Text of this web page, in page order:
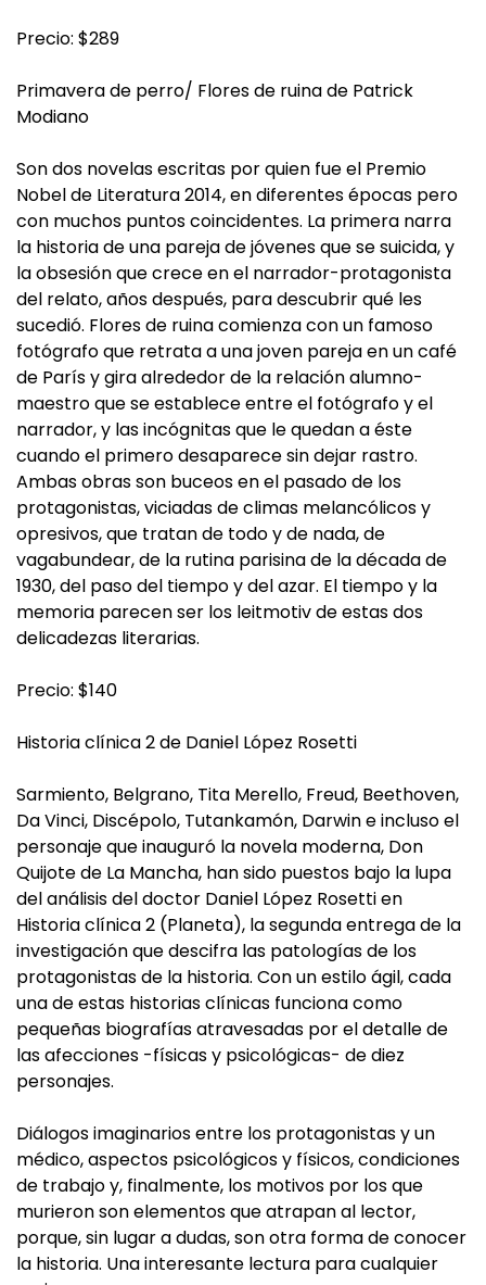
Precio: $289
Primavera de perro/ Flores de ruina de Patrick
Modiano
Son dos novelas escritas por quien fue el Premio
Nobel de Literatura 2014, en diferentes épocas pero
con muchos puntos coincidentes. La primera narra
la historia de una pareja de jóvenes que se suicida, y
la obsesión que crece en el narrador-protagonista
del relato, años después, para descubrir qué les
sucedió. Flores de ruina comienza con un famoso
fotógrafo que retrata a una joven pareja en un café
de París y gira alrededor de la relación alumno-
maestro que se establece entre el fotógrafo y el
narrador, y las incógnitas que le quedan a éste
cuando el primero desaparece sin dejar rastro.
Ambas obras son buceos en el pasado de los
protagonistas, viciadas de climas melancólicos y
opresivos, que tratan de todo y de nada, de
vagabundear, de la rutina parisina de la década de
1930, del paso del tiempo y del azar. El tiempo y la
memoria parecen ser los leitmotiv de estas dos
delicadezas literarias.
Precio: $140
Historia clínica 2 de Daniel López Rosetti
Sarmiento, Belgrano, Tita Merello, Freud, Beethoven,
Da Vinci, Discépolo, Tutankamón, Darwin e incluso el
personaje que inauguró la novela moderna, Don
Quijote de La Mancha, han sido puestos bajo la lupa
del análisis del doctor Daniel López Rosetti en
Historia clínica 2 (Planeta), la segunda entrega de la
investigación que descifra las patologías de los
protagonistas de la historia. Con un estilo ágil, cada
una de estas historias clínicas funciona como
pequeñas biografías atravesadas por el detalle de
las afecciones -físicas y psicológicas- de diez
personajes.
Diálogos imaginarios entre los protagonistas y un
médico, aspectos psicológicos y físicos, condiciones
de trabajo y, finalmente, los motivos por los que
murieron son elementos que atrapan al lector,
porque, sin lugar a dudas, son otra forma de conocer
la historia. Una interesante lectura para cualquier